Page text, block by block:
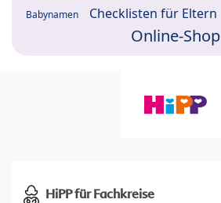
Babynamen Checklisten für Eltern
Online-Shop
HiPP für Fachkreise